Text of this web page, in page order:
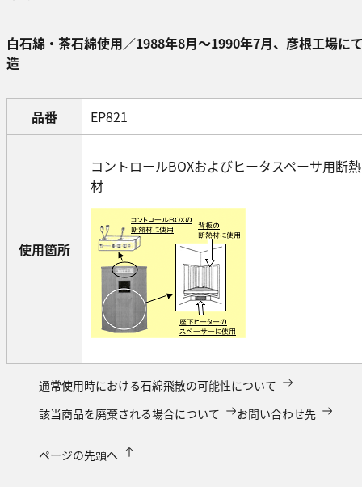
白石綿・茶石綿使用／1988年8月～1990年7月、彦根工場に
造
品番 EP821
使用箇所
コントロールBOXおよびヒータスペーサ用断熱
材
通常使用時における石綿飛散の可能性について
該当商品を廃棄される場合について
お問い合わせ先
ページの先頭へ